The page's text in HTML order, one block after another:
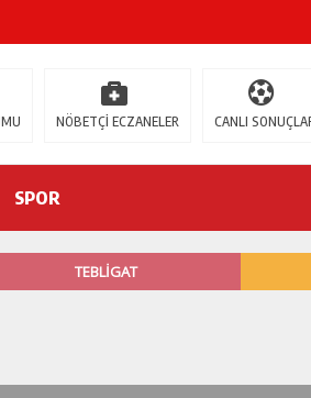
NÖBETÇİ ECZANELER CANLI
SPOR